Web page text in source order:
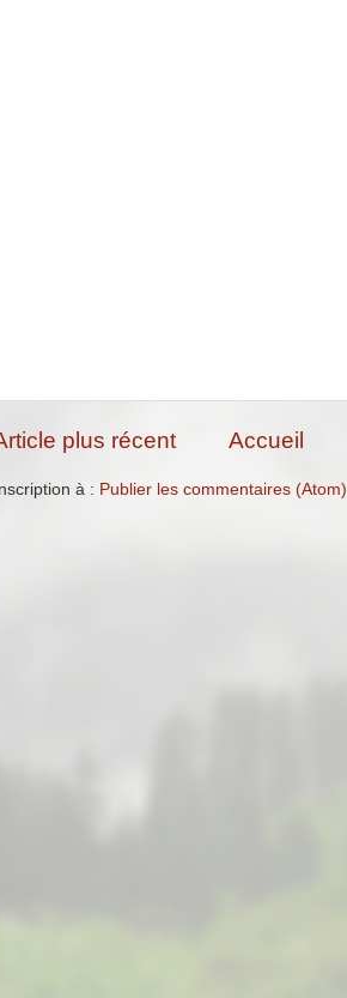
plus récent Accueil
à : Publier les commentaires (Atom)